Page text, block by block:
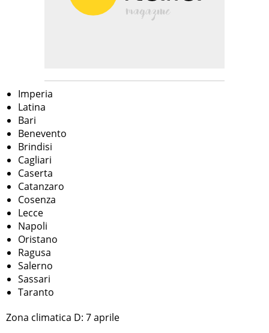
Imperia
Latina
Bari
Benevento
Brindisi
Cagliari
Caserta
Catanzaro
Cosenza
Lecce
Napoli
Oristano
Ragusa
Salerno
Sassari
Taranto
Zona climatica D: 7 aprile